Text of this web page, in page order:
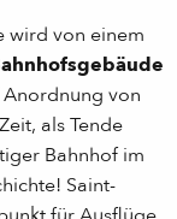
wird von einem
von
als Tende
Bahnhof im
Saint-